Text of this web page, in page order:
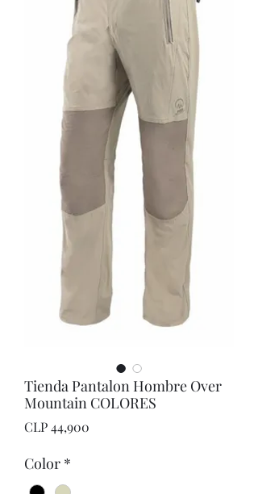
Tienda Pantalon Hombre Over
Mountain COLORES
CLP 44,900
Color *